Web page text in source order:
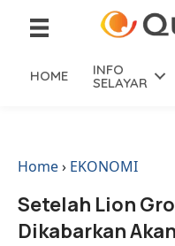
HOME INFO
SELAYAR
Home› EKONOMI
Setelah Lion
Dikabarkan